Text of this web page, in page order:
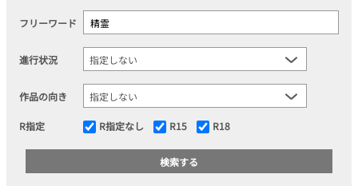
フリーワード
進行状況
作品の向き
R指定 R指定なし R15 R18